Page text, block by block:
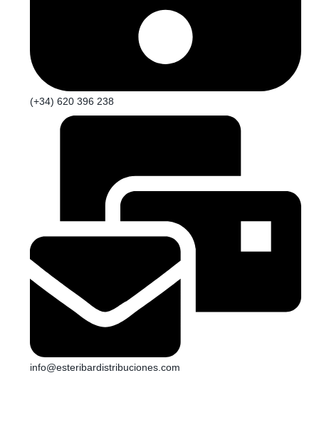
(+34) 620 396 238
info@esteribardistribuciones.com